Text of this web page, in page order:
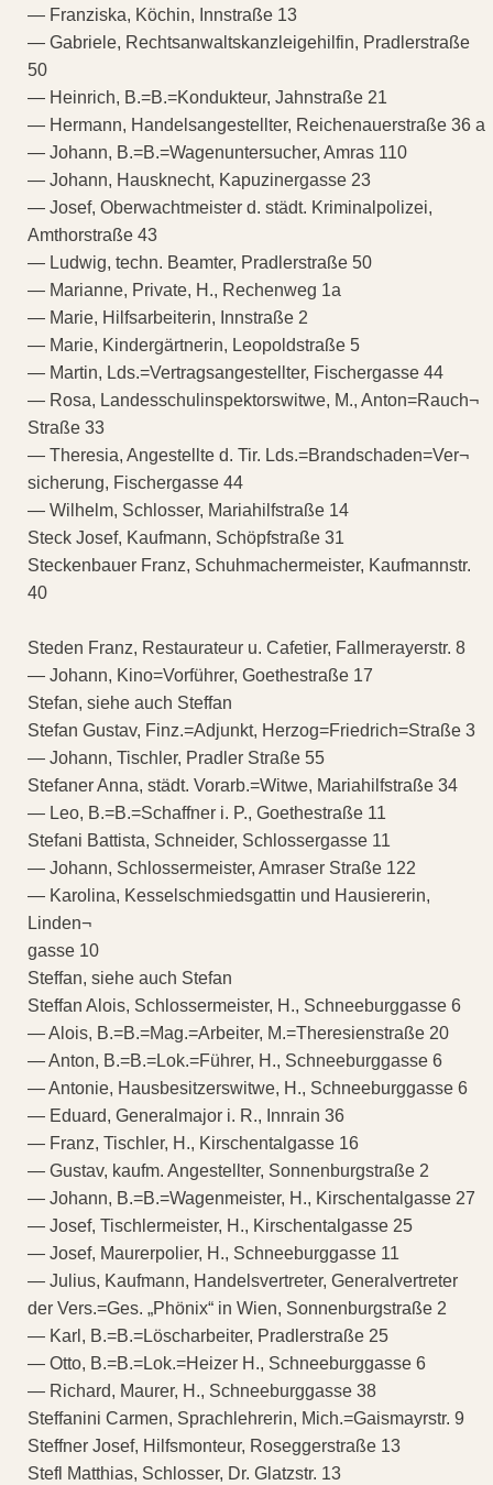
— Franziska, Köchin, Innstraße 13
— Gabriele, Rechtsanwaltskanzleigehilfin, Pradlerstraße
50
— Heinrich, B.=B.=Kondukteur, Jahnstraße 21
— Hermann, Handelsangestellter, Reichenauerstraße 36 a
— Johann, B.=B.=Wagenuntersucher, Amras 110
— Johann, Hausknecht, Kapuzinergasse 23
— Josef, Oberwachtmeister d. städt. Kriminalpolizei,
Amthorstraße 43
— Ludwig, techn. Beamter, Pradlerstraße 50
— Marianne, Private, H., Rechenweg 1a
— Marie, Hilfsarbeiterin, Innstraße 2
— Marie, Kindergärtnerin, Leopoldstraße 5
— Martin, Lds.=Vertragsangestellter, Fischergasse 44
— Rosa, Landesschulinspektorswitwe, M., Anton=Rauch¬
Straße 33
— Theresia, Angestellte d. Tir. Lds.=Brandschaden=Ver¬
sicherung, Fischergasse 44
— Wilhelm, Schlosser, Mariahilfstraße 14
Steck Josef, Kaufmann, Schöpfstraße 31
Steckenbauer Franz, Schuhmachermeister, Kaufmannstr.
40
Steden Franz, Restaurateur u. Cafetier, Fallmerayerstr. 8
— Johann, Kino=Vorführer, Goethestraße 17
Stefan, siehe auch Steffan
Stefan Gustav, Finz.=Adjunkt, Herzog=Friedrich=Straße 3
— Johann, Tischler, Pradler Straße 55
Stefaner Anna, städt. Vorarb.=Witwe, Mariahilfstraße 34
— Leo, B.=B.=Schaffner i. P., Goethestraße 11
Stefani Battista, Schneider, Schlossergasse 11
— Johann, Schlossermeister, Amraser Straße 122
— Karolina, Kesselschmiedsgattin und Hausiererin,
Linden¬
gasse 10
Steffan, siehe auch Stefan
Steffan Alois, Schlossermeister, H., Schneeburggasse 6
— Alois, B.=B.=Mag.=Arbeiter, M.=Theresienstraße 20
— Anton, B.=B.=Lok.=Führer, H., Schneeburggasse 6
— Antonie, Hausbesitzerswitwe, H., Schneeburggasse 6
— Eduard, Generalmajor i. R., Innrain 36
— Franz, Tischler, H., Kirschentalgasse 16
— Gustav, kaufm. Angestellter, Sonnenburgstraße 2
— Johann, B.=B.=Wagenmeister, H., Kirschentalgasse 27
— Josef, Tischlermeister, H., Kirschentalgasse 25
— Josef, Maurerpolier, H., Schneeburggasse 11
— Julius, Kaufmann, Handelsvertreter, Generalvertreter
der Vers.=Ges. „Phönix“ in Wien, Sonnenburgstraße 2
— Karl, B.=B.=Löscharbeiter, Pradlerstraße 25
— Otto, B.=B.=Lok.=Heizer H., Schneeburggasse 6
— Richard, Maurer, H., Schneeburggasse 38
Steffanini Carmen, Sprachlehrerin, Mich.=Gaismayrstr. 9
Steffner Josef, Hilfsmonteur, Roseggerstraße 13
Stefl Matthias, Schlosser, Dr. Glatzstr. 13